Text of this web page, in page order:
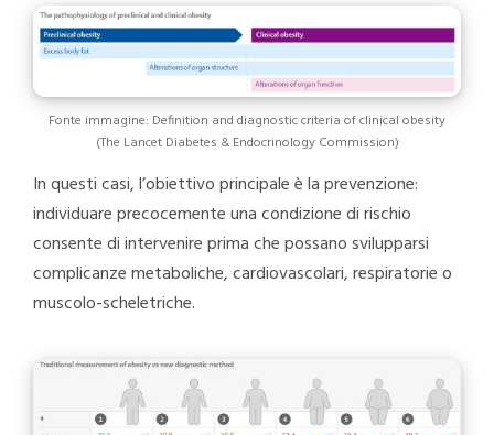
Fonte immagine: Definition and diagnostic criteria of clinical obesity
(The Lancet Diabetes & Endocrinology Commission)
In questi casi, l’obiettivo principale è la prevenzione:
individuare precocemente una condizione di rischio
consente di intervenire prima che possano svilupparsi
complicanze metaboliche, cardiovascolari, respiratorie o
muscolo-scheletriche.